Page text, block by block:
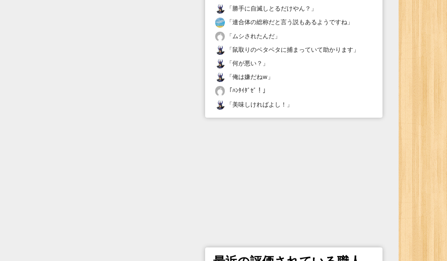
「勝手に自滅しとるだけやん？ 」
「連合体の総称だと言う説もあるようですね 」
「 ムシされたんだ 」
「鼠取りのベタベタに捕まっていて助かります 」
「何が悪い？ 」
「俺は嫌だねw 」
「ﾊﾝﾀｲﾀﾞｾﾞ！ 」
「美味しければよし！ 」